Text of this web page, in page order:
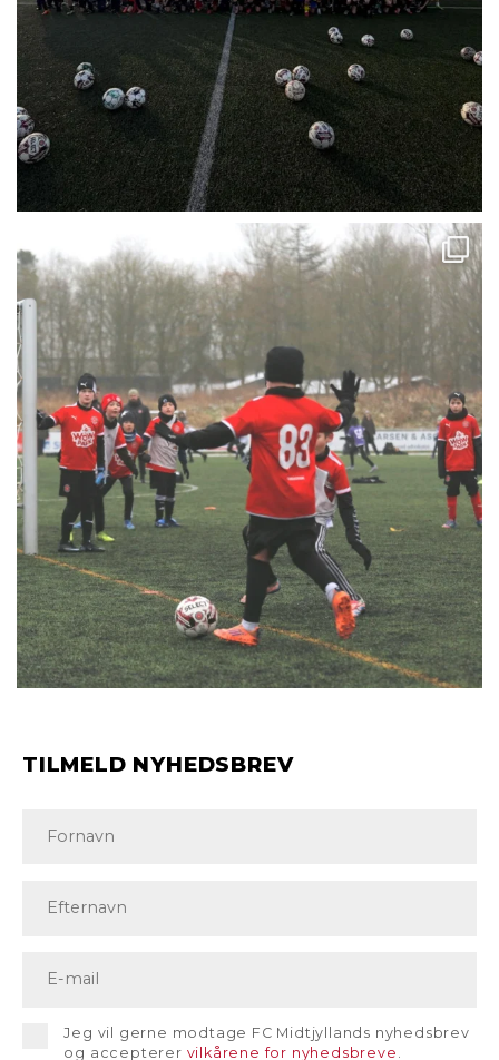
TILMELD NYHEDSBREV
Jeg vil gerne modtage FC Midtjyllands nyhedsbrev
og accepterer vilkårene for nyhedsbreve .